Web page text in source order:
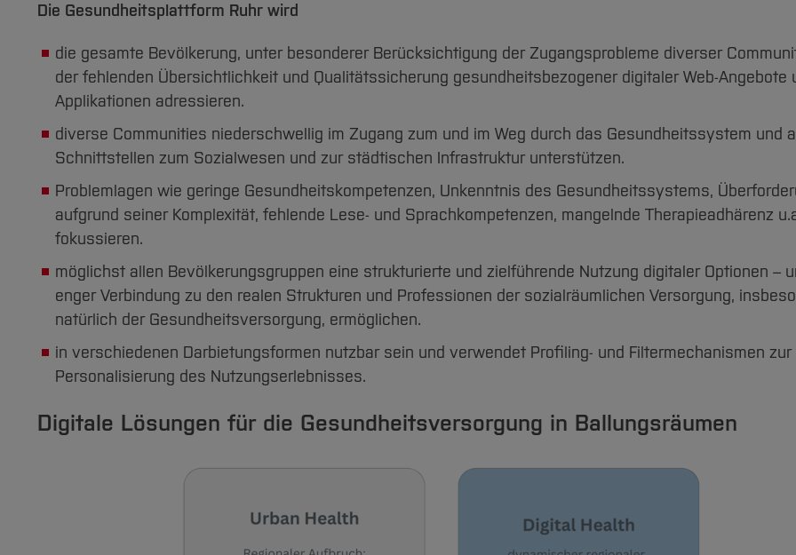
Die Gesundheitsplattform Ruhr wird
die gesamte Bevölkerung, unter besonderer Berücksichtigung der Zugangsprobleme diverser
der fehlenden Übersichtlichkeit und Qualitätssicherung gesundheitsbezogener digitaler Web-Angebote
Applikationen adressieren.
diverse Communities niederschwellig im Zugang zum und im Weg durch das Gesundheitssystem und
Schnittstellen zum Sozialwesen und zur städtischen Infrastruktur unterstützen.
Problemlagen wie geringe Gesundheitskompetenzen, Unkenntnis des Gesundheitssystems,
aufgrund seiner Komplexität, fehlende Lese- und Sprachkompetenzen, mangelnde Therapieadhärenz
fokussieren.
möglichst allen Bevölkerungsgruppen eine strukturierte und zielführende Nutzung digitaler Optionen –
enger Verbindung zu den realen Strukturen und Professionen der sozialräumlichen Versorgung,
natürlich der Gesundheitsversorgung, ermöglichen.
in verschiedenen Darbietungsformen nutzbar sein und verwendet Profiling- und Filtermechanismen zur
Personalisierung des Nutzungserlebnisses.
Digitale Lösungen für die Gesundheitsversorgung in Ballungsräumen